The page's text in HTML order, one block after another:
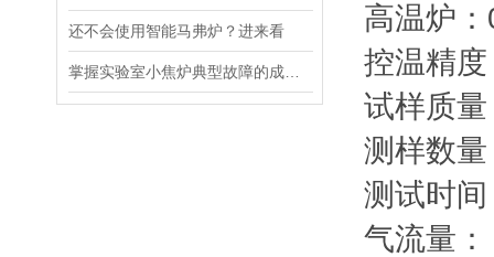
还不会使用智能马弗炉？进来看
高温炉
控温精
试样质
测样数
测试时
气流量